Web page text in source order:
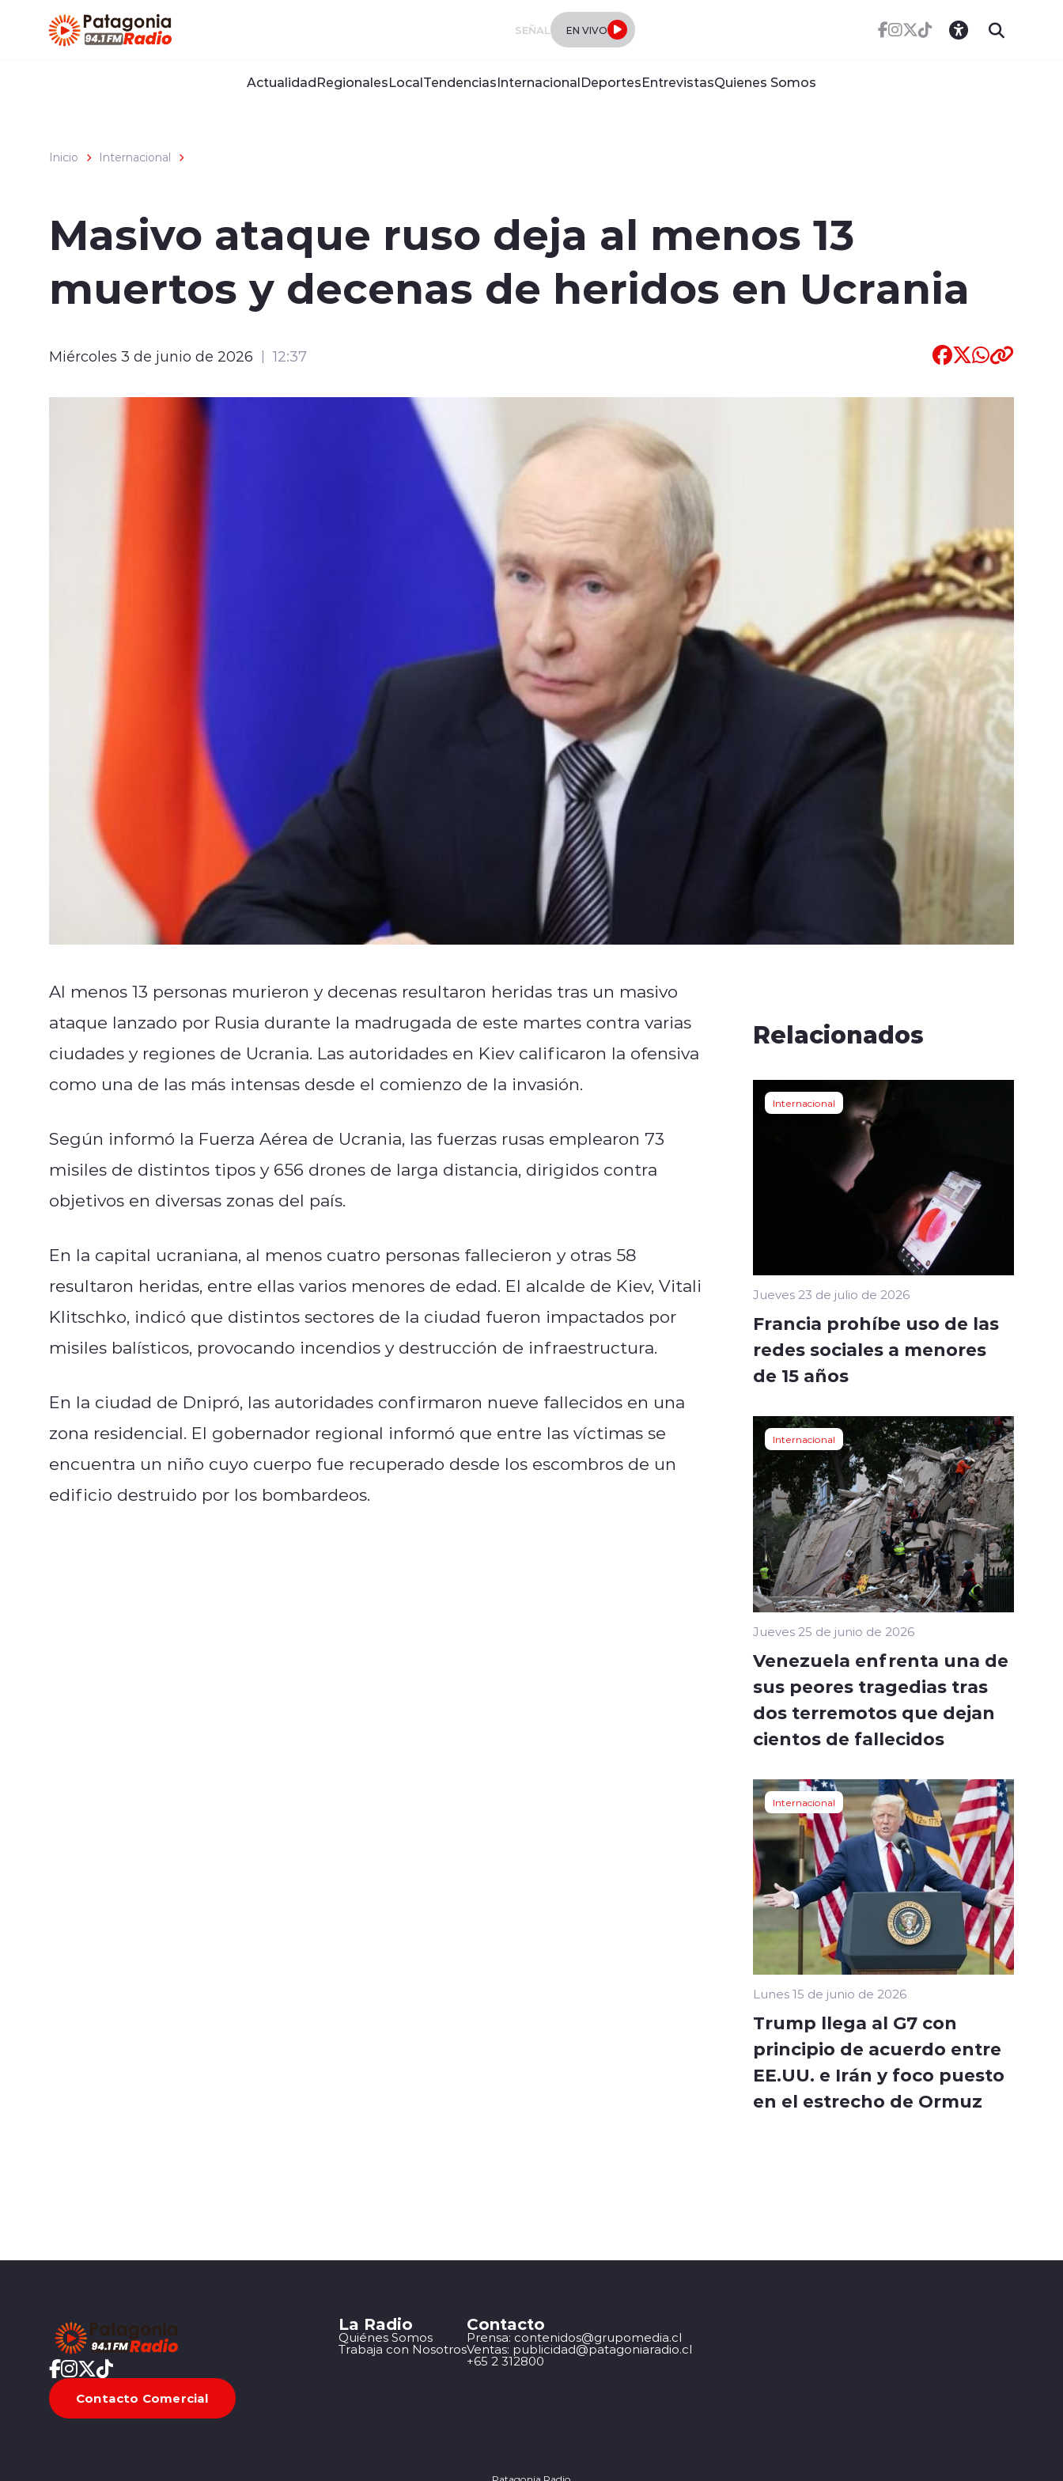
SEÑAL EN VIVO
ActualidadRegionalesLocalTendenciasInternacionalDeportesEntrevistasQuienes Somos
Inicio Internacional
Masivo ataque ruso deja al menos 13
muertos y decenas de heridos en Ucrania
Miércoles 3 de junio de 2026 12:37
Al menos 13 personas murieron y decenas resultaron heridas tras un masivo
ataque lanzado por Rusia durante la madrugada de este martes contra varias
ciudades y regiones de Ucrania. Las autoridades en Kiev calificaron la ofensiva
como una de las más intensas desde el comienzo de la invasión.
Según informó la Fuerza Aérea de Ucrania, las fuerzas rusas emplearon 73
misiles de distintos tipos y 656 drones de larga distancia, dirigidos contra
objetivos en diversas zonas del país.
En la capital ucraniana, al menos cuatro personas fallecieron y otras 58
resultaron heridas, entre ellas varios menores de edad. El alcalde de Kiev, Vitali
Klitschko, indicó que distintos sectores de la ciudad fueron impactados por
misiles balísticos, provocando incendios y destrucción de infraestructura.
En la ciudad de Dnipró, las autoridades confirmaron nueve fallecidos en una
zona residencial. El gobernador regional informó que entre las víctimas se
encuentra un niño cuyo cuerpo fue recuperado desde los escombros de un
edificio destruido por los bombardeos.
Relacionados
Internacional
Jueves 23 de julio de 2026
Francia prohíbe uso de las
redes sociales a menores
de 15 años
Internacional
Jueves 25 de junio de 2026
Venezuela enfrenta una de
sus peores tragedias tras
dos terremotos que dejan
cientos de fallecidos
Internacional
Lunes 15 de junio de 2026
Trump llega al G7 con
principio de acuerdo entre
EE.UU. e Irán y foco puesto
en el estrecho de Ormuz
Contacto Comercial
La Radio
Quiénes Somos
Trabaja con Nosotros
Contacto
Prensa: contenidos@grupomedia.cl
Ventas: publicidad@patagoniaradio.cl
+65 2 312800